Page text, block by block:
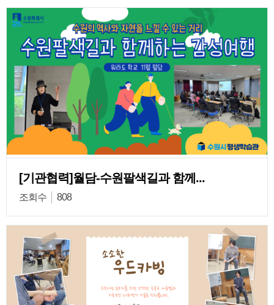
[기관협력]월담-수원팔색길과 함께...
조회수 808